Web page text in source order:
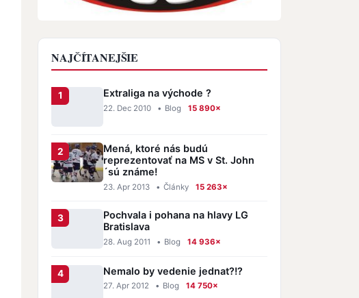
NAJČÍTANEJŠIE
Extraliga na východe ?
22. Dec 2010 • Blog 15 890×
Mená, ktoré nás budú
reprezentovať na MS v St. John
´sú známe!
23. Apr 2013 • Články 15 263×
Pochvala i pohana na hlavy LG
Bratislava
28. Aug 2011 • Blog 14 936×
Nemalo by vedenie jednat?!?
27. Apr 2012 • Blog 14 750×